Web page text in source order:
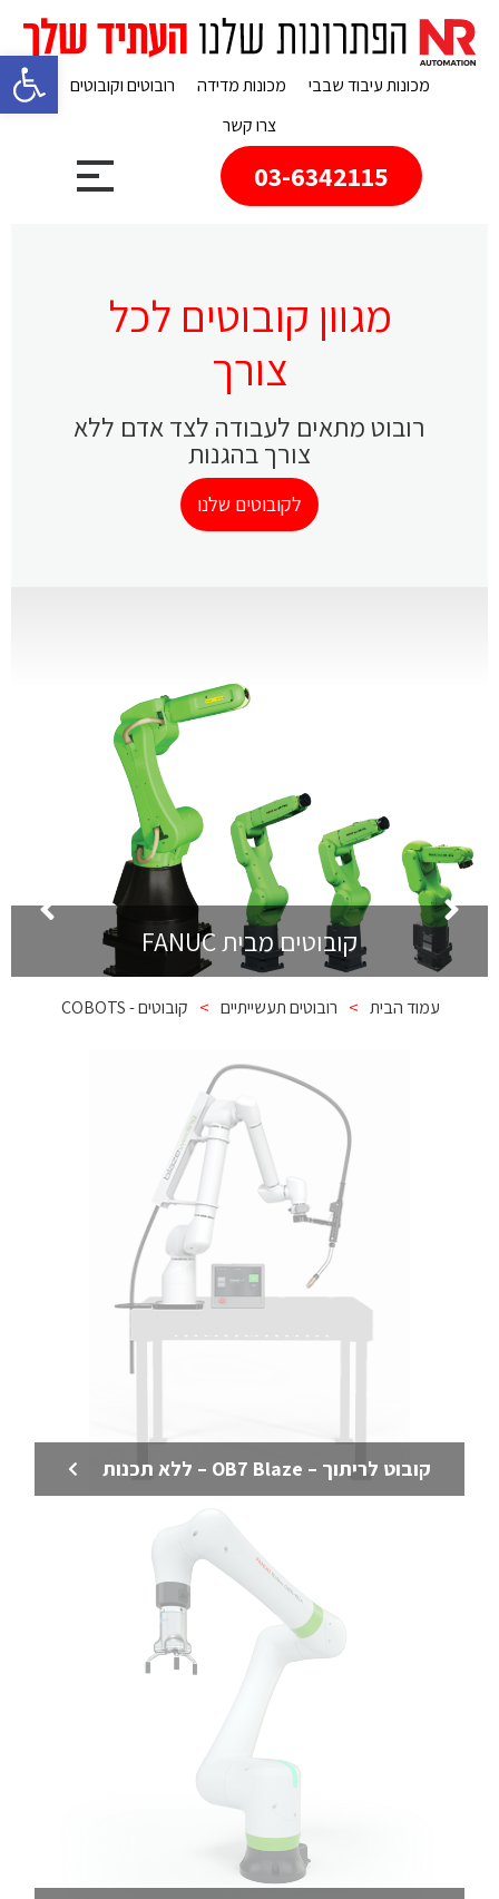
מכונות עיבוד שבבי מכונות מדידה
רובוטים וקובוטים
צרו קשר
03-6342115
מגוון קובוטים לכל
צורך
רובוט מתאים לעבודה לצד אדם ללא
צורך בהגנות
לקובוטים שלנו
קובוטים מבית FANUC
עמוד הבית > רובוטים תעשייתיים > קובוטים - COBOTS
קובוט לריתוך – OB7 Blaze – ללא תכנות